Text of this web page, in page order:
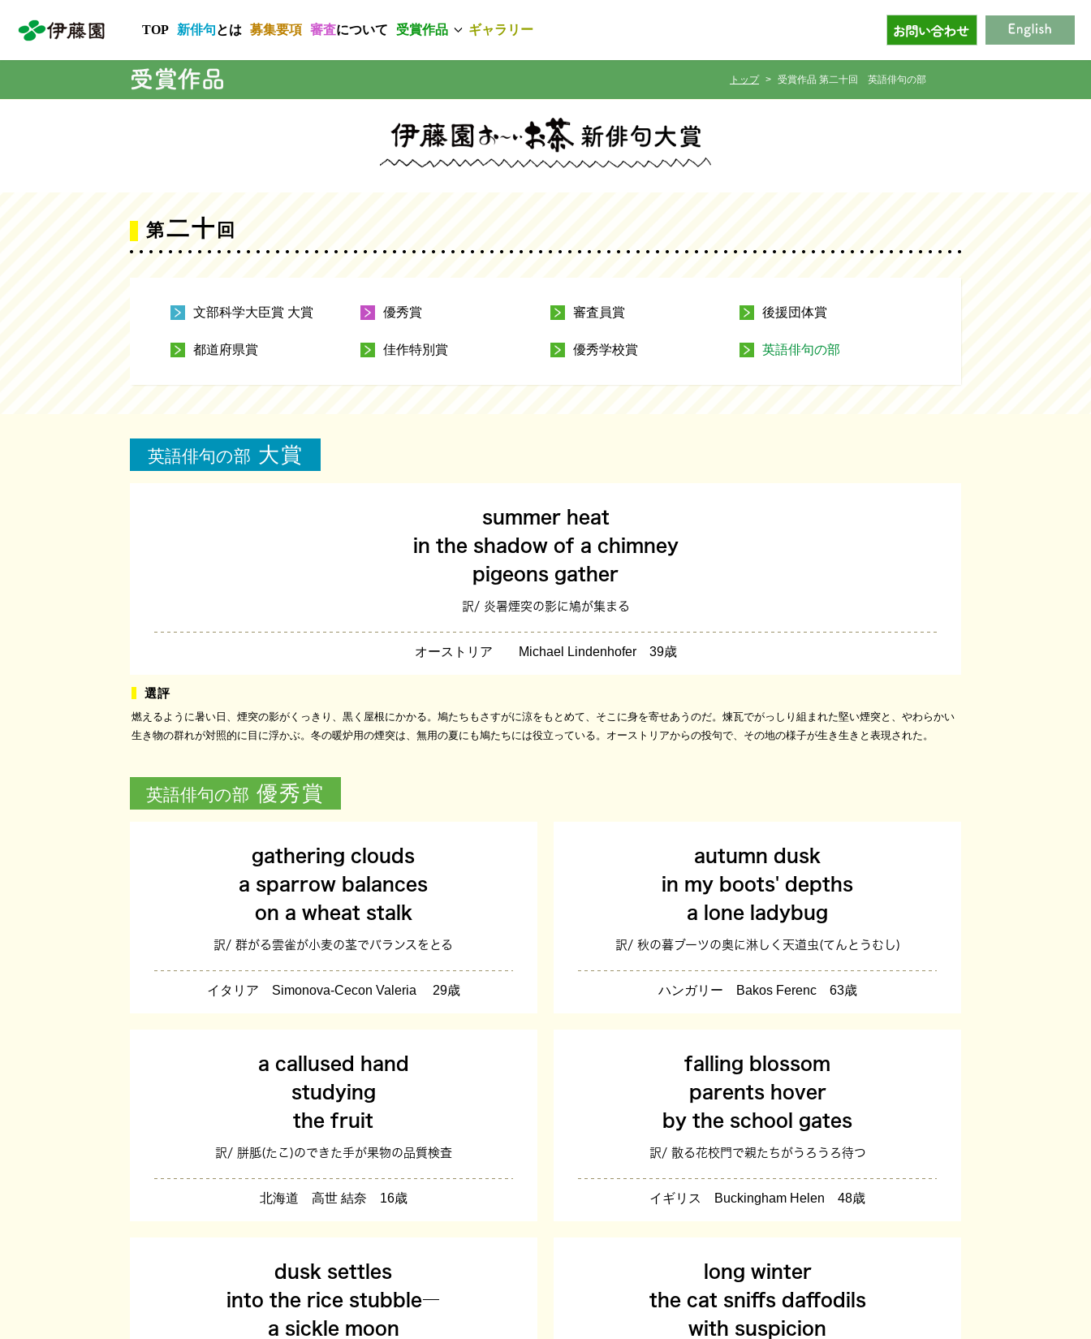
TOP 新俳句とは 募集要項 審査について 受賞作品 ギャラリー
トップ 受賞作品 第二十回 英語俳句の部
第二十 回
文部科学大臣賞 大賞 優秀賞 審査員賞 後援団体賞
都道府県賞 佳作特別賞 優秀学校賞 英語俳句の部
英語俳句の部 大賞
summer heat
in the shadow of a chimney
pigeons gather
訳/ 炎暑煙突の影に鳩が集まる
オーストリア Michael Lindenhofer 39歳
燃えるように暑い日、煙突の影がくっきり、黒く屋根にかかる。鳩たちもさすがに涼をもとめて、そこに身を寄せあうのだ。煉瓦でがっしり組まれた堅い煙突と、やわらかい
生き物の群れが対照的に目に浮かぶ。冬の暖炉用の煙突は、無用の夏にも鳩たちには役立っている。オーストリアからの投句で、その地の様子が生き生きと表現された。
英語俳句の部 優秀賞
gathering clouds
a sparrow balances
on a wheat stalk
訳/ 群がる雲雀が小麦の茎でバランスをとる
イタリア Simonova-Cecon Valeria 29歳
autumn dusk
in my boots' depths
a lone ladybug
訳/ 秋の暮ブーツの奥に淋しく天道虫(てんとうむし)
ハンガリー Bakos Ferenc 63歳
a callused hand
studying
the fruit
訳/ 胼胝(たこ)のできた手が果物の品質検査
北海道 高世 結奈 16歳
falling blossom
parents hover
by the school gates
訳/ 散る花校門で親たちがうろうろ待つ
イギリス Buckingham Helen 48歳
dusk settles
into the rice stubble―
a sickle moon
long winter
the cat sniffs daffodils
with suspicion